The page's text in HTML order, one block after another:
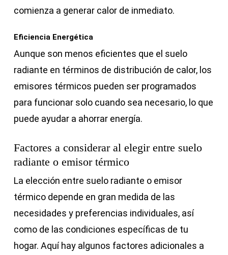
comienza a generar calor de inmediato.
Eficiencia Energética
Aunque son menos eficientes que el suelo
radiante en términos de distribución de calor, los
emisores térmicos pueden ser programados
para funcionar solo cuando sea necesario, lo que
puede ayudar a ahorrar energía.
Factores a considerar al elegir entre suelo
radiante o emisor térmico
La elección entre suelo radiante o emisor
térmico depende en gran medida de las
necesidades y preferencias individuales, así
como de las condiciones específicas de tu
hogar. Aquí hay algunos factores adicionales a